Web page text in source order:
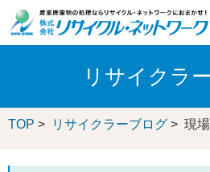
リサイクラ
TOP > リサイクラーブログ > 現場